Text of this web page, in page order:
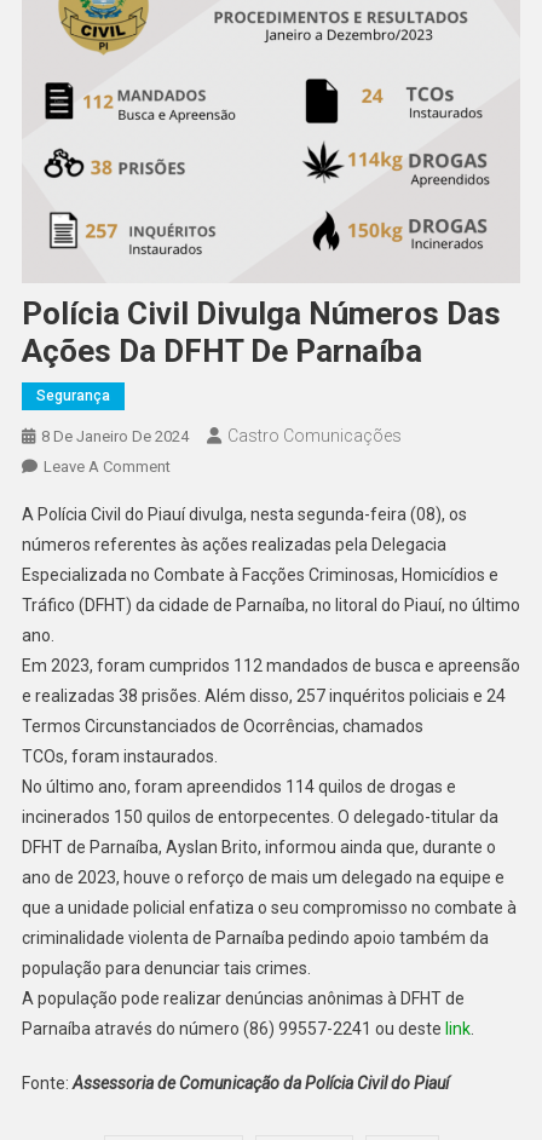
Polícia Civil Divulga Números Das
Ações Da DFHT De Parnaíba
Segurança
8 De Janeiro De 2024 Castro Comunicações
Leave A Comment
A Polícia Civil do Piauí divulga, nesta segunda-feira (08), os
números referentes às ações realizadas pela Delegacia
Especializada no Combate à Facções Criminosas, Homicídios e
Tráfico (DFHT) da cidade de Parnaíba, no litoral do Piauí, no último
ano.
Em 2023, foram cumpridos 112 mandados de busca e apreensão
e realizadas 38 prisões. Além disso, 257 inquéritos policiais e 24
Termos Circunstanciados de Ocorrências, chamados
TCOs, foram instaurados.
No último ano, foram apreendidos 114 quilos de drogas e
incinerados 150 quilos de entorpecentes. O delegado-titular da
DFHT de Parnaíba, Ayslan Brito, informou ainda que, durante o
ano de 2023, houve o reforço de mais um delegado na equipe e
que a unidade policial enfatiza o seu compromisso no combate à
criminalidade violenta de Parnaíba pedindo apoio também da
população para denunciar tais crimes.
A população pode realizar denúncias anônimas à DFHT de
Parnaíba através do número (86) 99557-2241 ou deste link.
Fonte:Assessoria de Comunicação da Polícia Civil do Piauí